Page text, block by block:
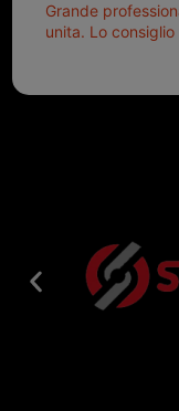
Grande
unita. Lo